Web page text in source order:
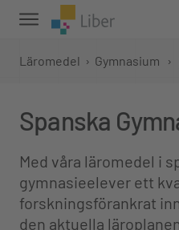
Läromedel › Gymnasium ›
Spanska
Med våra läromedel i
gymnasieelever ett
forskningsförankrat
den aktuella